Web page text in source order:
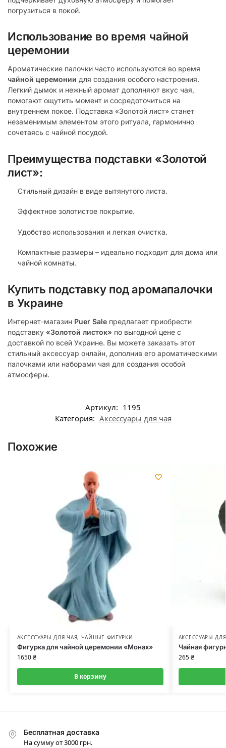
погрузиться в покой.
Использование во время чайной
церемонии
Ароматические палочки часто используются во время
чайной церемонии для создания особого настроения.
Легкий дымок и нежный аромат дополняют вкус чая,
помогают ощутить момент и сосредоточиться на
внутреннем покое. Подставка «Золотой лист» станет
незаменимым элементом этого ритуала, гармонично
сочетаясь с чайной посудой.
Преимущества подставки «Золотой
лист»:
Стильный дизайн в виде вытянутого листа.
Эффектное золотистое покрытие.
Удобство использования и легкая очистка.
Компактные размеры – идеально подходит для дома или
чайной комнаты.
Купить подставку под аромапалочки
в Украине
Интернет-магазин Puer Sale предлагает приобрести
подставку «Золотой листок» по выгодной цене с
доставкой по всей Украине. Вы можете заказать этот
стильный аксессуар онлайн, дополнив его ароматическими
палочками или наборами чая для создания особой
атмосферы.
Артикул: 1195
Категория: Аксессуары для чая
Похожие
АКСЕССУАРЫ ДЛЯ ЧАЯ, ЧАЙНЫЕ ФИГУРКИ
Фигурка для чайной церемонии «Монах»
1650₴
В корзину
АКСЕССУАРЫ
Чайная
265₴
Бесплатная доставка
На сумму от 3000 грн.